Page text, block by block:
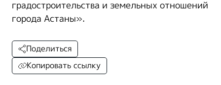
градостроительства и земельных отношений
города Астаны».
Поделиться
Копировать ссылку